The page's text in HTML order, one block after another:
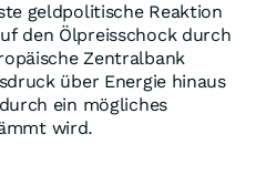
geldpolitische Reaktion
den Ölpreisschock durch
Zentralbank
über Energie hinaus
ein mögliches
wird.